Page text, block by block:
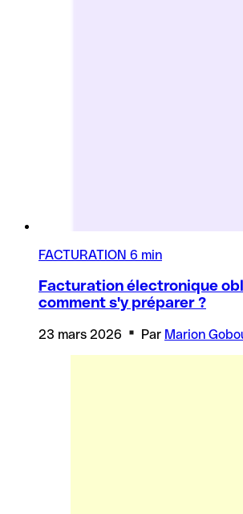
FACTURATION 6 min
Facturation électronique
comment s'y préparer ?
23 mars 2026 Par Marion